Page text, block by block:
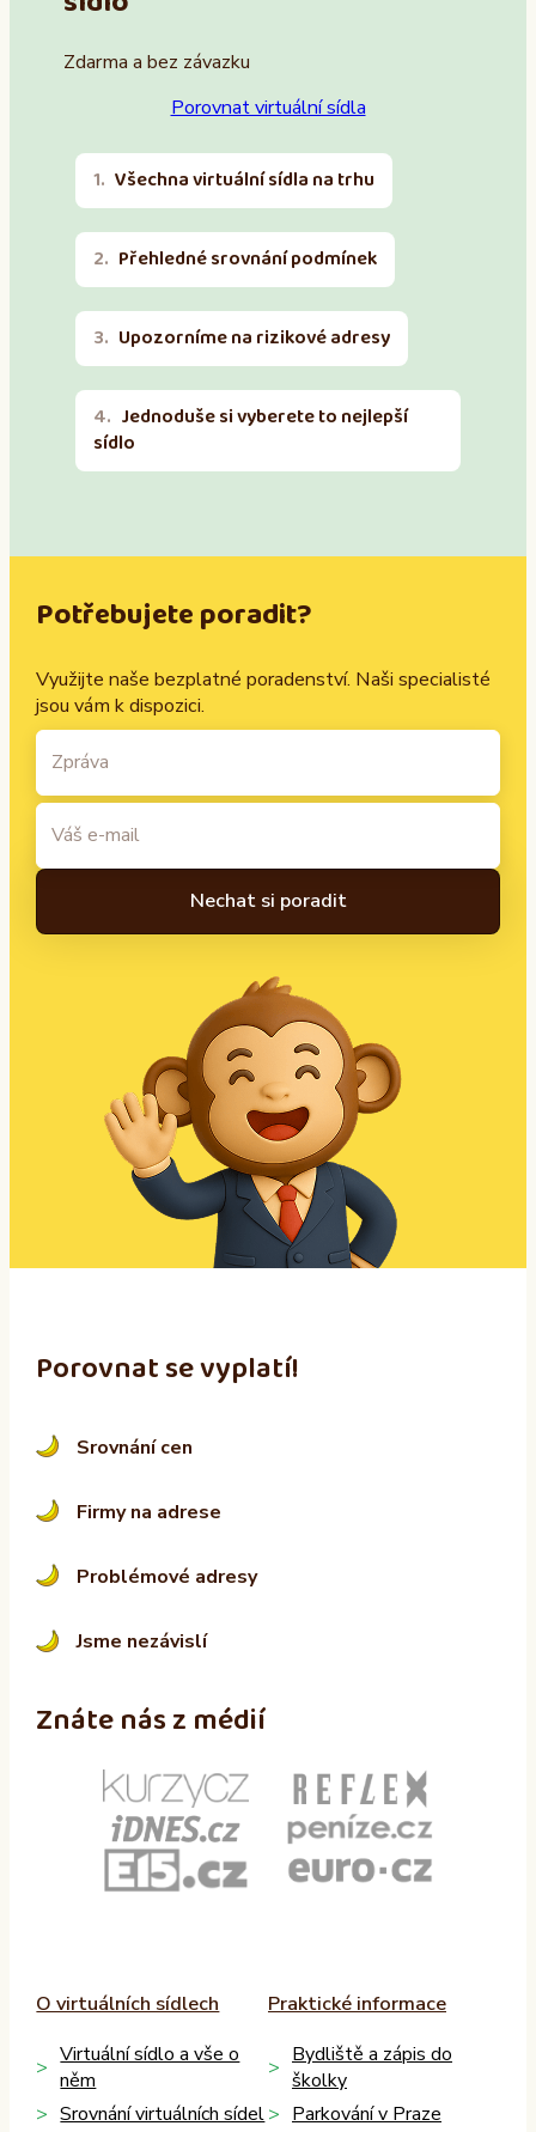
Zdarma a bez závazku
Porovnat virtuální sídla
Všechna virtuální sídla na trhu
Přehledné srovnání podmínek
Upozorníme na rizikové adresy
Jednoduše si vyberete to nejlepší
sídlo
Potřebujete poradit?
Využijte naše bezplatné poradenství. Naši specialisté
jsou vám k dispozici.
:
Porovnat se vyplatí!
Srovnání cen
Firmy na adrese
Problémové adresy
Jsme nezávislí
Znáte nás z médií
O virtuálních sídlech
Virtuální sídlo a vše o
něm
Srovnání virtuálních sídel
Praktické informace
Bydliště a zápis do
školky
Parkování v Praze